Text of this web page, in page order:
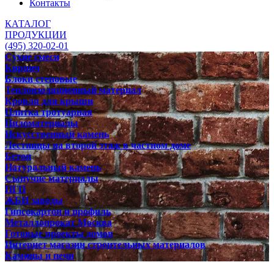
Контакты
КАТАЛОГ
ПРОДУКЦИИ
(495) 320-02-01
Сухие смеси
Кирпич
Блоки стеновые
Теплоизоляционный материал
Кровля для крыши
Плитка тротуарная
Пиломатериалы
Искусственный камень
Лестницы на второй этаж в частном доме
Бетон
Натуральный камень
Сыпучие материалы
ПГП
ЖБИ заводы
Гипсокартон и профиль
Металлопрокат Москва
Готовые проекты домов
Интернет магазин строительных материалов
Камины и печи